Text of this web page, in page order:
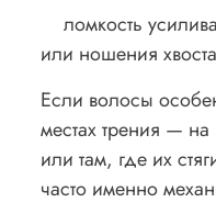
ломкость
или ношения хвоста
Если волосы
местах трения —
или там, где их
часто именно